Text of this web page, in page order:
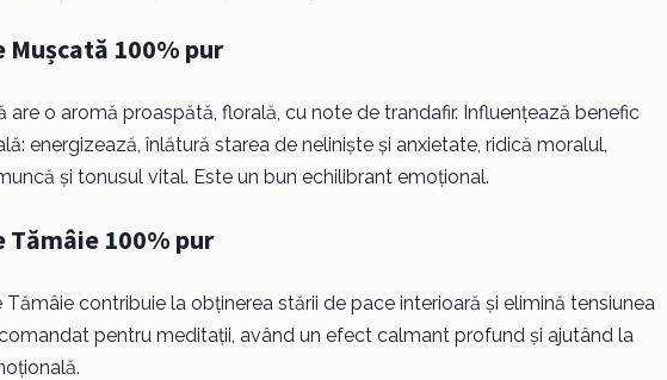
100% pur
are o aromă proaspătă, florală, cu note de trandafir. Influențează benefic
energizează, înlătură starea de neliniște și anxietate, ridică moralul,
și tonusul vital. Este un bun echilibrant emoțional.
100% pur
contribuie la obținerea stării de pace interioară și elimină tensiunea
pentru meditații, având un efect calmant profund și ajutând la